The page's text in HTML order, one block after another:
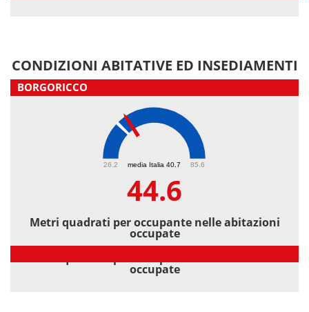
CONDIZIONI ABITATIVE ED INSEDIAMENTI
BORGORICCO
media Italia 40.7
26.2 85.6
44.6
Metri quadrati per occupante nelle abitazioni
occupate
occupate